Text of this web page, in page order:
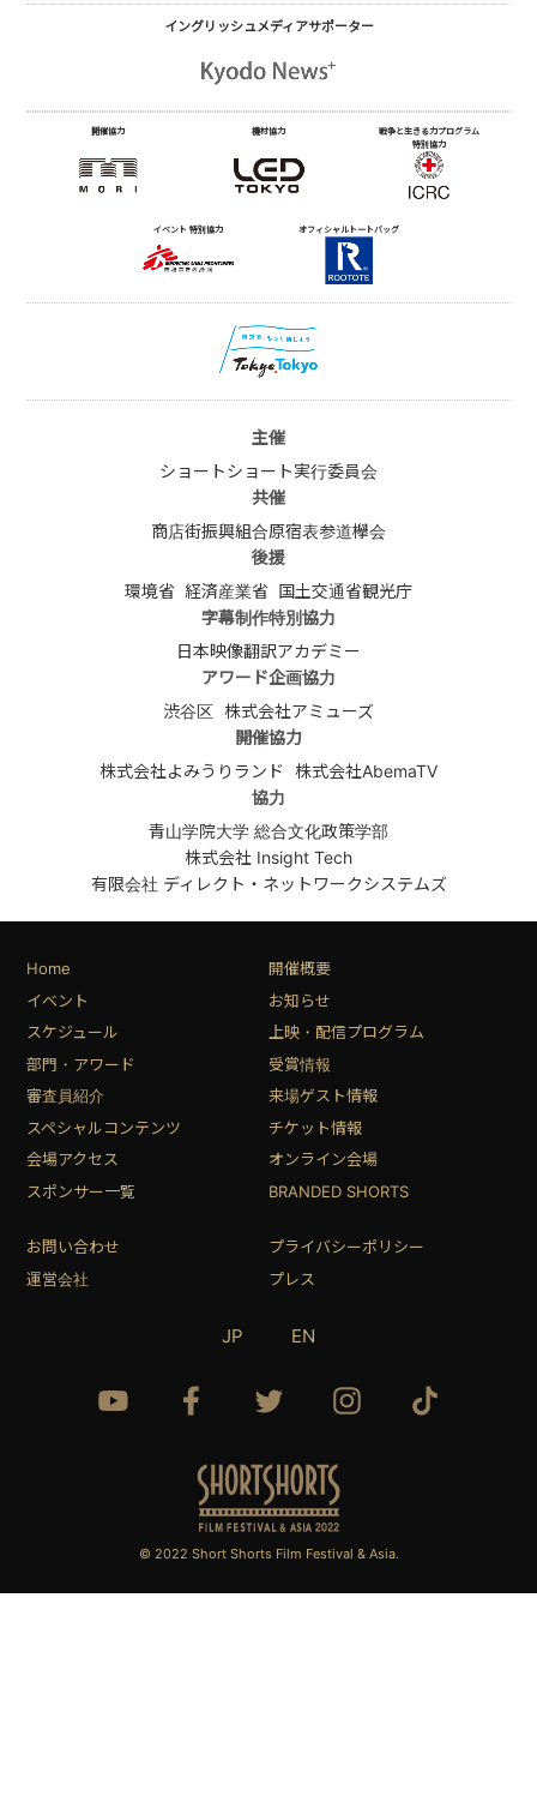
イングリッシュメディアサポーター
開催協力 機材協力
戦争と生きる力プログラム
特別協力
イベント 特別協力 オフィシャルトートバッグ
主催
ショートショート実行委員会
共催
商店街振興組合原宿表参道欅会
後援
環境省 経済産業省 国土交通省観光庁
字幕制作特別協力
日本映像翻訳アカデミー
アワード企画協力
渋谷区 株式会社アミューズ
開催協力
株式会社よみうりランド
株式会社AbemaTV
協力
青山学院大学 総合文化政策学部
株式会社 Insight Tech
有限会社 ディレクト・ネットワークシステムズ
Home
開催概要
イベント
お知らせ
スケジュール
上映・配信プログラム
部門・アワード
受賞情報
審査員紹介
来場ゲスト情報
スペシャルコンテンツ
チケット情報
会場アクセス
オンライン会場
スポンサー一覧
BRANDED SHORTS
お問い合わせ
プライバシーポリシー
運営会社
プレス
JP EN
© 2022 Short Shorts Film Festival & Asia.